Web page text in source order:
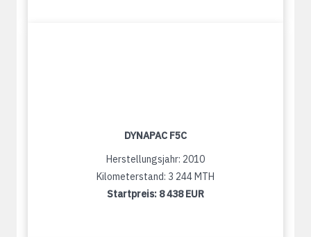
DYNAPAC F5C
Herstellungsjahr: 2010
Kilometerstand: 3 244 MTH
Startpreis: 8 438 EUR